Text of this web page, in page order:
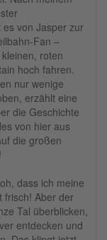
von Jasper zur
Fan –
roten
hoch fahren.
nur wenige
erzählt eine
die Geschichte
von hier aus
die großen
dass ich meine
frisch! Aber der
Tal überblicken,
entdecken und